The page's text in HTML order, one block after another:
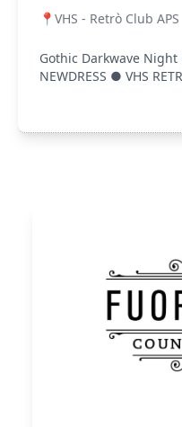
📍VHS - Retrò Club APS
Gothic Darkwave Night
NEWDRESS ● VHS